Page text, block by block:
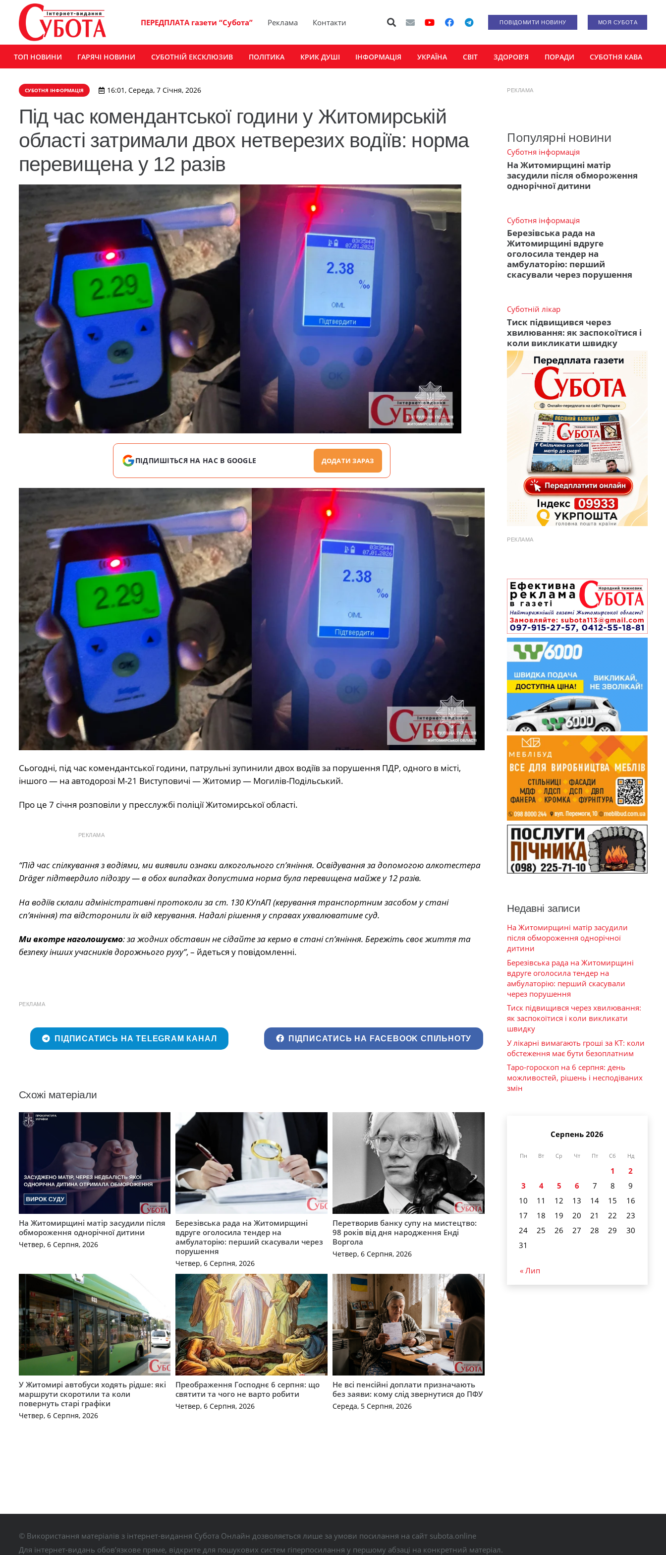
ПЕРЕДПЛАТА газети “Субота” Реклама Контакти ПОВІДОМИТИ НОВИНУ МОЯ СУБОТА
ТОП НОВИНИ ГАРЯЧІ НОВИНИ СУБОТНІЙ ЕКСКЛЮЗИВ ПОЛІТИКА КРИК ДУШІ ІНФОРМАЦІЯ УКРАЇНА СВІТ ЗДОРОВ’Я ПОРАДИ СУБОТНЯ КАВА
СУБОТНЯ ІНФОРМАЦІЯ 16:01, Середа, 7 Січня, 2026
Під час комендантської години у Житомирській
області затримали двох нетверезих водіїв: норма
перевищена у 12 разів
ПІДПИШІТЬСЯ НА НАС В GOOGLE ДОДАТИ ЗАРАЗ
Сьогодні, під час комендантської години, патрульні зупинили двох водіїв за порушення ПДР, одного в місті,
іншого — на автодорозі М-21 Виступовичі — Житомир — Могилів-Подільський.
Про це 7 січня розповіли у пресслужбі поліції Житомирської області.
РЕКЛАМА
“Під час спілкування з водіями, ми виявили ознаки алкогольного сп’яніння. Освідування за допомогою алкотестера
Dräger підтвердило підозру — в обох випадках допустима норма була перевищена майже у 12 разів.
На водіїв склали адміністративні протоколи за ст. 130 КУпАП (керування транспортним засобом у стані
сп’яніння) та відсторонили їх від керування. Надалі рішення у справах ухвалюватиме суд.
Ми вкотре наголошуємо: за жодних обставин не сідайте за кермо в стані сп’яніння. Бережіть своє життя та
безпеку інших учасників дорожнього руху”, – йдеться у повідомленні.
РЕКЛАМА
ПІДПИСАТИСЬ НА TELEGRAM КАНАЛ ПІДПИСАТИСЬ НА FACEBOOK СПІЛЬНОТУ
Схожі матеріали
На Житомирщині матір засудили після
обмороження однорічної дитини
Четвер, 6 Серпня, 2026
Березівська рада на Житомирщині
вдруге оголосила тендер на
амбулаторію: перший скасували через
порушення
Четвер, 6 Серпня, 2026
Перетворив банку супу на мистецтво:
98 років від дня народження Енді
Воргола
Четвер, 6 Серпня, 2026
У Житомирі автобуси ходять рідше: які
маршрути скоротили та коли
повернуть старі графіки
Четвер, 6 Серпня, 2026
Преображення Господнє 6 серпня: що
святити та чого не варто робити
Четвер, 6 Серпня, 2026
Не всі пенсійні доплати призначають
без заяви: кому слід звернутися до ПФУ
Середа, 5 Серпня, 2026
РЕКЛАМА
Популярні новини
Суботня інформація
На Житомирщині матір
засудили після обмороження
однорічної дитини
Суботня інформація
Березівська рада на
Житомирщині вдруге
оголосила тендер на
амбулаторію: перший
скасували через порушення
Суботній лікар
Тиск підвищився через
хвилювання: як заспокоїтися і
коли викликати швидку
РЕКЛАМА
Недавні записи
На Житомирщині матір засудили
після обмороження однорічної
дитини
Березівська рада на Житомирщині
вдруге оголосила тендер на
амбулаторію: перший скасували
через порушення
Тиск підвищився через хвилювання:
як заспокоїтися і коли викликати
швидку
У лікарні вимагають гроші за КТ: коли
обстеження має бути безоплатним
Таро-гороскоп на 6 серпня: день
можливостей, рішень і несподіваних
змін
Серпень 2026
Пн Вт Ср Чт Пт Сб Нд
1
2
3
4 5 6 7 8
9
10
11 12 13 14 15
16
17
18 19 20 21 22
23
24
25 26 27 28 29
30
31
« Лип
© Використання матеріалів з інтернет-видання Субота Онлайн дозволяється лише за умови посилання на сайт subota.online
Для інтернет-видань обов’язкове пряме, відкрите для пошукових систем гіперпосилання у першому абзаці на конкретний матеріал.